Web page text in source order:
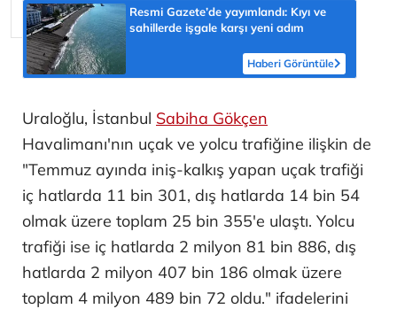
Resmi Gazete’de yayımlandı: Kıyı ve
sahillerde işgale karşı yeni adım
Haberi Görüntüle
Uraloğlu, İstanbul Sabiha Gökçen
Havalimanı'nın uçak ve yolcu trafiğine ilişkin de
"Temmuz ayında iniş-kalkış yapan uçak trafiği
iç hatlarda 11 bin 301, dış hatlarda 14 bin 54
olmak üzere toplam 25 bin 355'e ulaştı. Yolcu
trafiği ise iç hatlarda 2 milyon 81 bin 886, dış
hatlarda 2 milyon 407 bin 186 olmak üzere
toplam 4 milyon 489 bin 72 oldu." ifadelerini